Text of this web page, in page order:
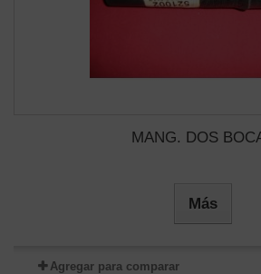
MANG. DOS
Más
Agregar para comparar